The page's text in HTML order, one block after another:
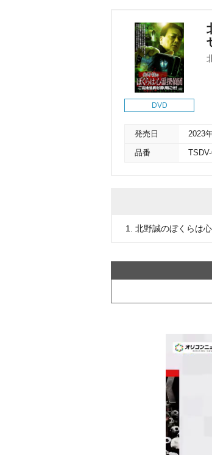
DVD
発売日 2023
品番
1. 北野誠のぼくらは